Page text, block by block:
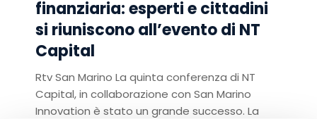
finanziaria: esperti e cittadini
si riuniscono all’evento di NT
Capital
Rtv San Marino La quinta conferenza di NT
Capital, in collaborazione con San Marino
Innovation è stato un grande successo. La